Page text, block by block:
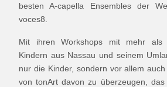
besten A-capella Ensembles der
voces8.
Mit ihren Workshops mit mehr als
Kindern aus Nassau und seinem
nur die Kinder, sondern vor allem
von tonArt davon zu überzeugen,